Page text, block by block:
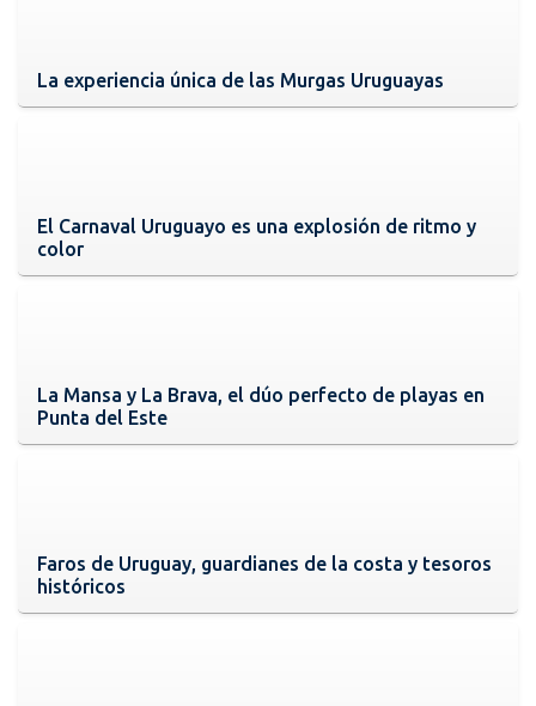
La experiencia única de las Murgas Uruguayas
El Carnaval Uruguayo es una explosión de ritmo y
color
La Mansa y La Brava, el dúo perfecto de playas en
Punta del Este
Faros de Uruguay, guardianes de la costa y tesoros
históricos